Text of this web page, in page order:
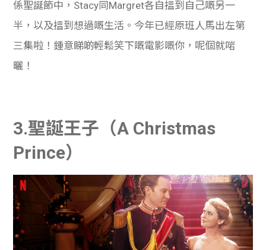
係聖誕節中，Stacy同Margret各自搵到自己嘅另一
半，以及搵到想過嘅生活。今年已經原班人馬出左第
三集啦！鍾意睇啲輕鬆笑下嘅電影嘅你，呢個就啱
曬！
3.聖誕王子（A Christmas
Prince）